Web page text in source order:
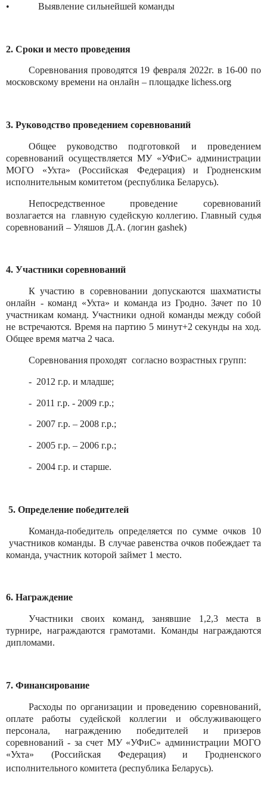
• Выявление сильнейшей команды
2. Сроки и место проведения
Соревнования проводятся 19 февраля 2022г. в 16-00 по
московскому времени на онлайн – площадке lichess.org
3. Руководство проведением соревнований
Общее руководство подготовкой и проведением
соревнований осуществляется МУ «УФиС» администрации
МОГО «Ухта» (Российская Федерация) и Гродненским
исполнительным комитетом (республика Беларусь).
Непосредственное проведение соревнований
возлагается на
главную судейскую коллегию. Главный судья
соревнований – Уляшов Д.А. (логин gashek)
4. Участники соревнований
К участию в соревновании допускаются шахматисты
онлайн - команд «Ухта» и команда из Гродно. Зачет по 10
участникам команд. Участники одной команды между собой
не встречаются. Время на партию 5 минут+2 секунды на ход.
Общее время матча 2 часа.
Соревнования проходят согласно возрастных групп:
- 2012 г.р. и младше;
- 2011 г.р. - 2009 г.р.;
- 2007 г.р. – 2008 г.р.;
- 2005 г.р. – 2006 г.р.;
- 2004 г.р. и старше.
5. Определение победителей
Команда-победитель определяется по сумме очков 10
участников команды. В случае равенства очков побеждает та
команда, участник которой займет 1 место.
6. Награждение
Участники своих команд, занявшие 1,2,3 места в
турнире, награждаются грамотами. Команды награждаются
дипломами.
7. Финансирование
Расходы по организации и проведению соревнований,
оплате работы судейской коллегии и обслуживающего
персонала, награждению победителей и призеров
соревнований - за счет МУ «УФиС» администрации МОГО
«Ухта» (Российская Федерация) и Гродненского
исполнительного комитета (республика Беларусь).